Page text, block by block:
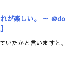
が楽しい。 ～ @do
いたかと言いますと、